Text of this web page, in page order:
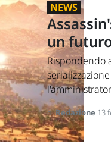
NEWS
un
Rispondendo
diRedazione 13